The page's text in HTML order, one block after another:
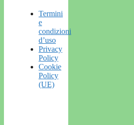
Termini
e
condizioni
d’uso
Privacy
Policy
Cookie
Policy
(UE)